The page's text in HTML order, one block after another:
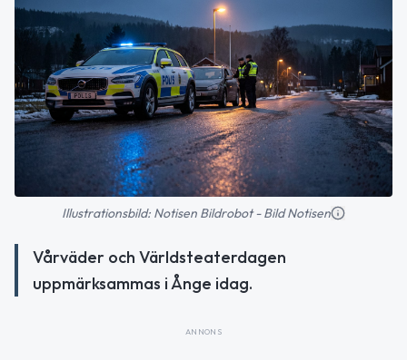
Illustrationsbild: Notisen Bildrobot - Bild Notisen
Vårväder och Världsteaterdagen
uppmärksammas i Ånge idag.
ANNONS